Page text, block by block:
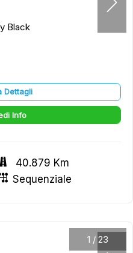
Black
Dettagli
Info
40.879 Km
Sequenziale
1 / 23